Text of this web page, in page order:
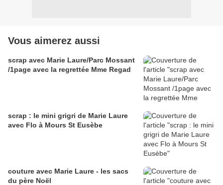
Vous aimerez aussi
scrap avec Marie Laure/Parc Mossant
/1page avec la regrettée Mme Regad
scrap : le mini grigri de Marie Laure
avec Flo à Mours St Eusèbe
couture avec Marie Laure - les sacs
du père Noël